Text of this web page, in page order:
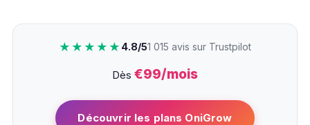
★★★★★ 4.8/51 015 avis sur Trustpilot
Dès €99/mois
Découvrir les plans OniGrow